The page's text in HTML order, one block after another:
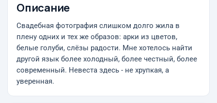
Описание
Свадебная фотография слишком долго жила в
плену одних и тех же образов: арки из цветов,
белые голуби, слёзы радости. Мне хотелось найти
другой язык более холодный, более честный, более
современный. Невеста здесь - не хрупкая, а
уверенная.